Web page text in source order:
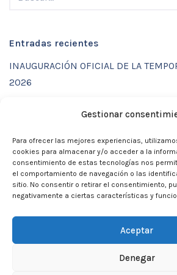
Gestionar
Para ofrecer las mejores experiencias,
cookies para almacenar y/o acceder a la
consentimiento de estas tecnologías nos
el comportamiento de navegación o las
sitio. No consentir o retirar el consentimiento,
negativamente a ciertas características y
Aceptar
Denegar
Entradas recientes
INAUGURACIÓN OFICIAL DE LA
2026
CALENDARIO DE ACTIVIDADES
MARTIA 86
ACTIVIDADES DE VERANO 2026